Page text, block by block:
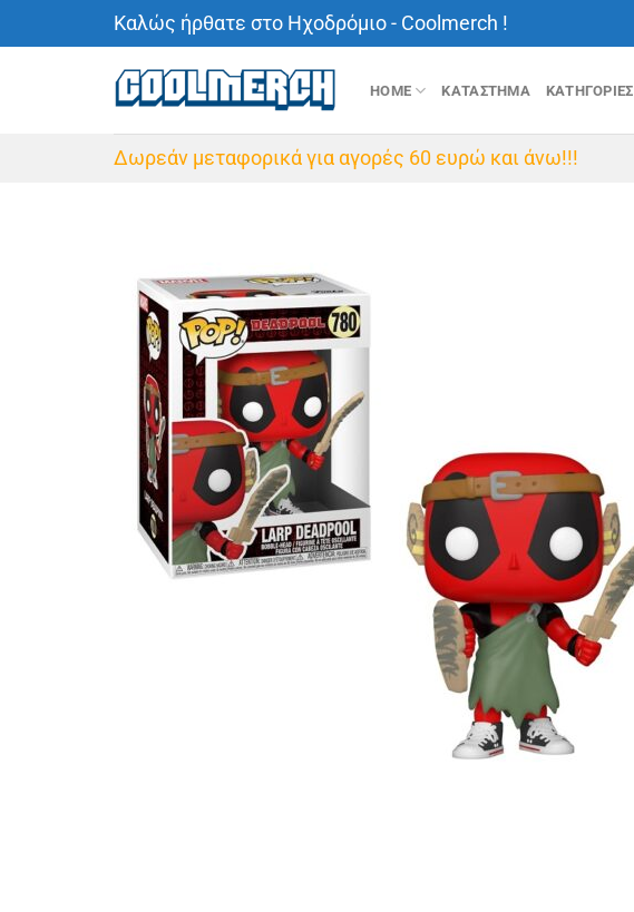
Καλώς ήρθατε στο Ηχοδρόμιο - Coolmerch !
HOME ΚΑΤΑΣΤΗΜΑ ΚΑΤΗΓΟΡΙΕΣ
Δωρεάν μεταφορικά για αγορές 60 ευρώ και άνω!!!